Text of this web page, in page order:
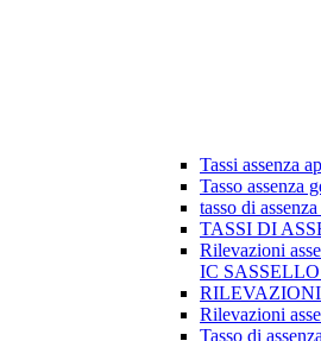
Tassi assenza
Tasso assenza
tasso di
TASSI DI
Rilevazioni
IC
RILEVAZIONI
Rilevazioni
Tasso di